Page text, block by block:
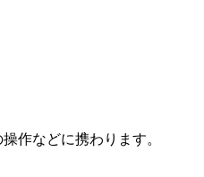
作などに携わります。